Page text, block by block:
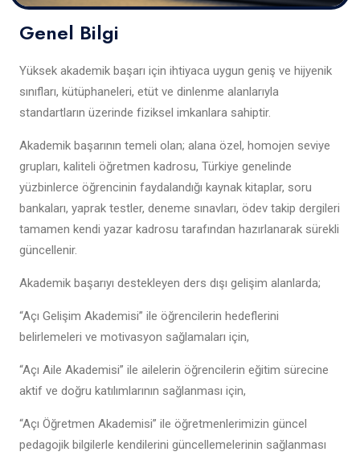
Genel Bilgi
Yüksek akademik başarı için ihtiyaca uygun geniş ve hijyenik
sınıfları, kütüphaneleri, etüt ve dinlenme alanlarıyla
standartların üzerinde fiziksel imkanlara sahiptir.
Akademik başarının temeli olan; alana özel, homojen seviye
grupları, kaliteli öğretmen kadrosu, Türkiye genelinde
yüzbinlerce öğrencinin faydalandığı kaynak kitaplar, soru
bankaları, yaprak testler, deneme sınavları, ödev takip dergileri
tamamen kendi yazar kadrosu tarafından hazırlanarak sürekli
güncellenir.
Akademik başarıyı destekleyen ders dışı gelişim alanlarda;
“Açı Gelişim Akademisi” ile öğrencilerin hedeflerini
belirlemeleri ve motivasyon sağlamaları için,
“Açı Aile Akademisi” ile ailelerin öğrencilerin eğitim sürecine
aktif ve doğru katılımlarının sağlanması için,
“Açı Öğretmen Akademisi” ile öğretmenlerimizin güncel
pedagojik bilgilerle kendilerini güncellemelerinin sağlanması